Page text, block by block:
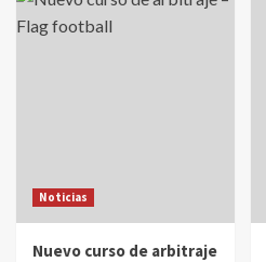
Noticias
Nuevo curso de arbitraje